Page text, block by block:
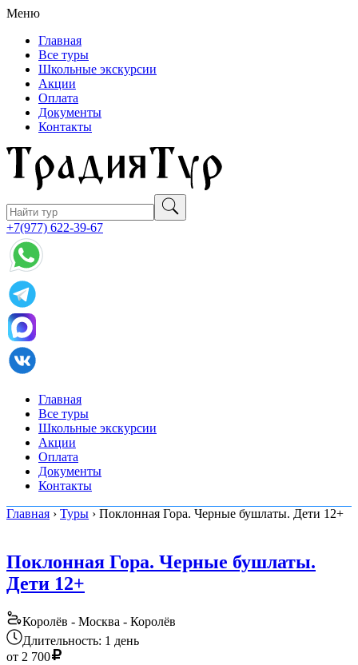
Меню
Главная
Все туры
Школьные экскурсии
Акции
Оплата
Документы
Контакты
+7(977) 622-39-67
Главная
Все туры
Школьные экскурсии
Акции
Оплата
Документы
Контакты
Главная › Туры › Поклонная Гора. Черные бушлаты. Дети 12+
Поклонная Гора. Черные бушлаты.
Дети 12+
Королёв - Москва - Королёв
Длительность: 1 день
от 2 700